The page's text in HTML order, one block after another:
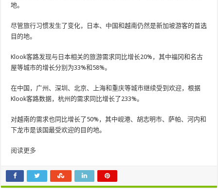
地。
尽管旅行习惯发生了变化，日本、中国和越南仍然是新加坡游客的首选
目的地。
Klook客路发现与日本相关的旅游需求同比增长20%，其中福冈和名古
屋等城市的增长分别为33%和58%。
在中国，广州、深圳、北京、上海和重庆等城市继续受到欢迎，根据
Klook客路数据，杭州的需求同比增长了233%。
对越南的需求也同比增长了50%，其中岘港、胡志明市、萨帕、河内和
下龙市是该国最受欢迎的目的地。
阅读更多